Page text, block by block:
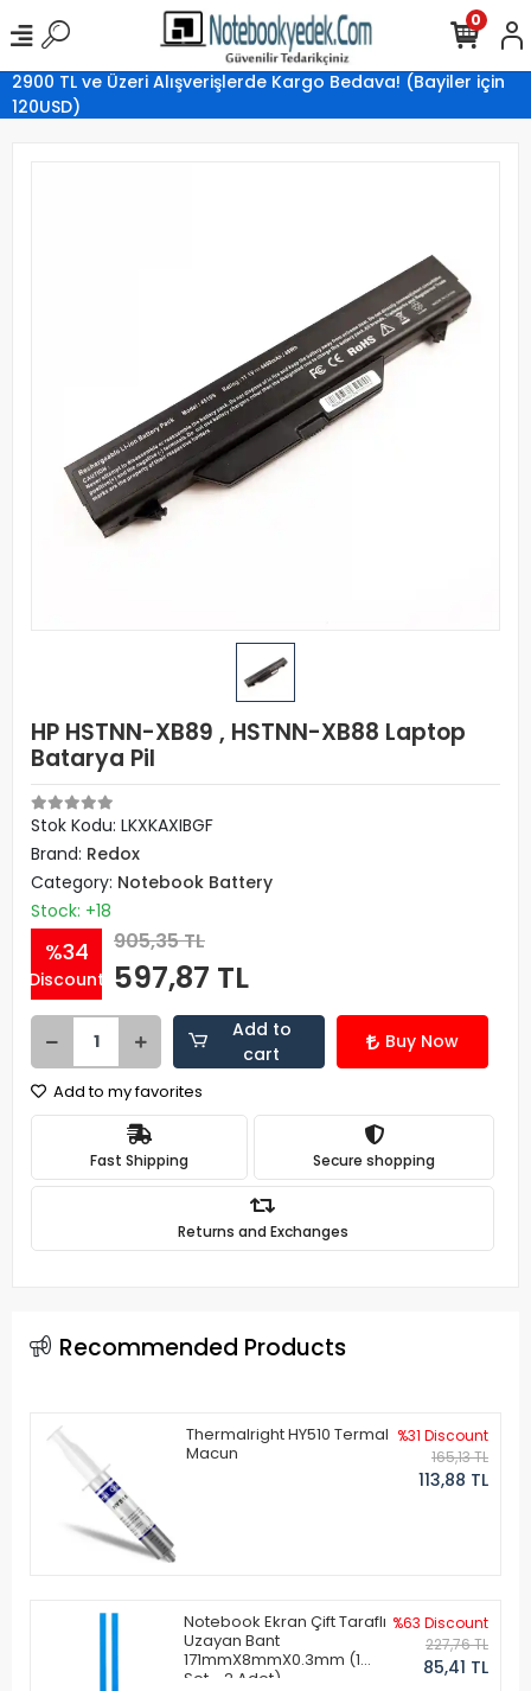
2900 TL ve Üzeri Alışverişlerde Kargo Bedava! (Bayiler için
120USD)
0
HP HSTNN-XB89 , HSTNN-XB88 Laptop
Batarya Pil
Stok Kodu: LKXKAXIBGF
Brand: Redox
Category: Notebook Battery
Stock: +18
%34
Discount
905,35 TL
597,87 TL
Add to
cart
Buy Now
Add to my favorites
Fast Shipping Secure shopping
Returns and Exchanges
Recommended Products
Thermalright HY510 Termal
Macun
%31 Discount
165,13 TL
113,88 TL
Notebook Ekran Çift Taraflı
Uzayan Bant
171mmX8mmX0.3mm (1
Set - 2 Adet)
%63 Discount
227,76 TL
85,41 TL